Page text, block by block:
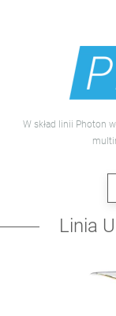
W skład linii Photon
Linia